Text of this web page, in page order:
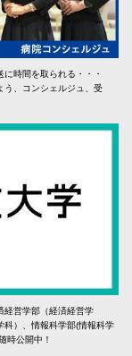
時間を取られる・・・
う、コンシェルジュ、受
経営学部（経済経営学
科）、情報科学部(情報科学
時公開中！